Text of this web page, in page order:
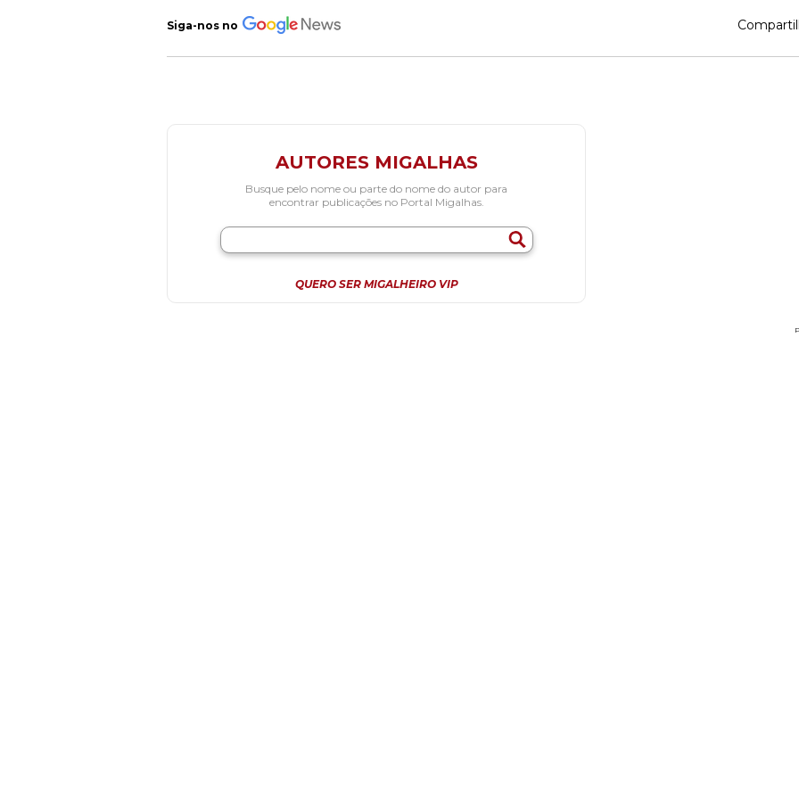
Siga-nos no
AUTORES MIGALHAS
Busque pelo nome ou parte do nome do autor para
encontrar publicações no Portal Migalhas.
QUERO SER MIGALHEIRO VIP